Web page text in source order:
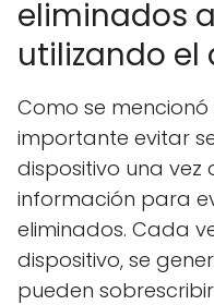
eliminados
utilizando el
Como se
importante evitar
dispositivo una
información para
eliminados. Cada
dispositivo, se
pueden